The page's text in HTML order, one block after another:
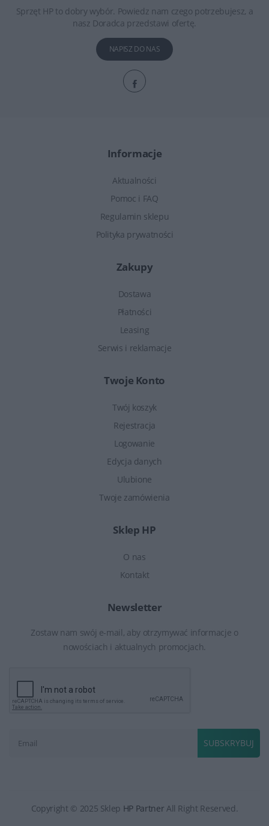
Sprzęt HP to dobry wybór. Powiedz nam czego potrzebujesz, a
nasz Doradca przedstawi ofertę.
NAPISZ DO NAS
Informacje
Aktualności
Pomoc i FAQ
Regulamin sklepu
Polityka prywatności
Zakupy
Dostawa
Płatności
Leasing
Serwis i reklamacje
Twoje Konto
Twój koszyk
Rejestracja
Logowanie
Edycja danych
Ulubione
Twoje zamówienia
Sklep HP
O nas
Kontakt
Newsletter
Zostaw nam swój e-mail, aby otrzymywać informacje o
nowościach i aktualnych promocjach.
SUBSKRYBUJ
Copyright © 2025 Sklep HP Partner All Right Reserved.